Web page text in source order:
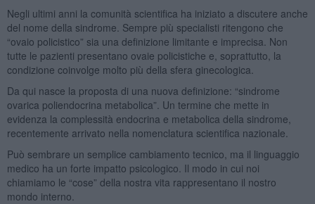
Negli ultimi anni la comunità scientifica ha iniziato a discutere anche
del nome della sindrome. Sempre più specialisti ritengono che
“ovaio policistico” sia una definizione limitante e imprecisa. Non
tutte le pazienti presentano ovaie policistiche e, soprattutto, la
condizione coinvolge molto più della sfera ginecologica.
Da qui nasce la proposta di una nuova definizione: “sindrome
ovarica poliendocrina metabolica”. Un termine che mette in
evidenza la complessità endocrina e metabolica della sindrome,
recentemente arrivato nella nomenclatura scientifica nazionale.
Può sembrare un semplice cambiamento tecnico, ma il linguaggio
medico ha un forte impatto psicologico. Il modo in cui noi
chiamiamo le “cose” della nostra vita rappresentano il nostro
mondo interno.